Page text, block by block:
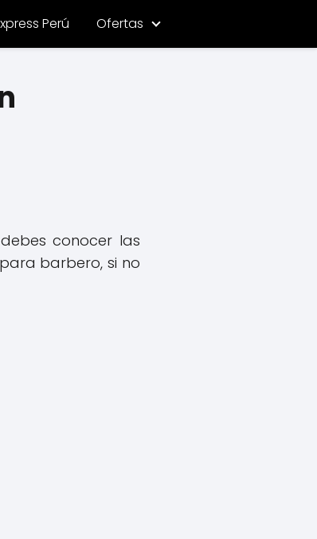
Perú Ofertas
conocer las
barbero, si no